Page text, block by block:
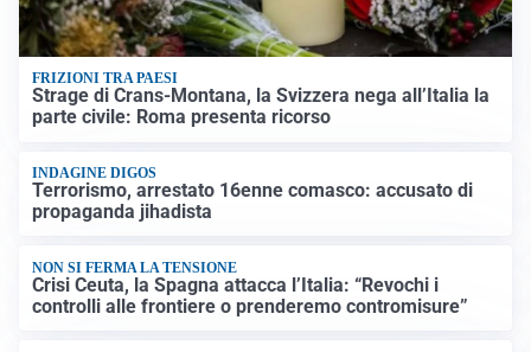
FRIZIONI TRA PAESI
Strage di Crans-Montana, la Svizzera nega all’Italia la
parte civile: Roma presenta ricorso
INDAGINE DIGOS
Terrorismo, arrestato 16enne comasco: accusato di
propaganda jihadista
NON SI FERMA LA TENSIONE
Crisi Ceuta, la Spagna attacca l’Italia: “Revochi i
controlli alle frontiere o prenderemo contromisure”